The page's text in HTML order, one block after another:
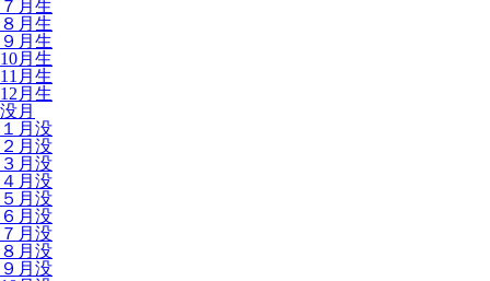
７月生
８月生
９月生
10月生
11月生
12月生
没月
１月没
２月没
３月没
４月没
５月没
６月没
７月没
８月没
９月没